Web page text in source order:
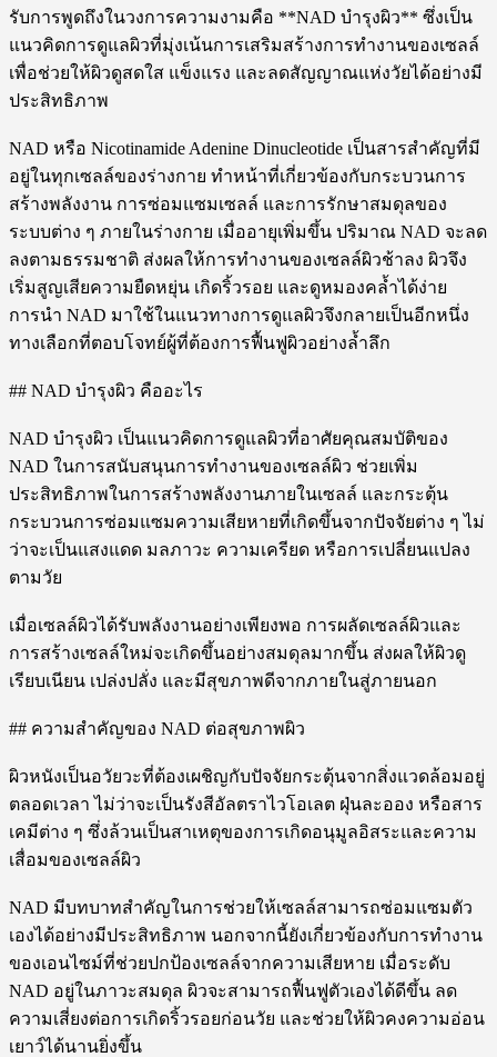
รับการพูดถึงในวงการความงามคือ **NAD บำรุงผิว** ซึ่งเป็น
แนวคิดการดูแลผิวที่มุ่งเน้นการเสริมสร้างการทำงานของเซลล์
เพื่อช่วยให้ผิวดูสดใส แข็งแรง และลดสัญญาณแห่งวัยได้อย่างมี
ประสิทธิภาพ
NAD หรือ Nicotinamide Adenine Dinucleotide เป็นสารสำคัญที่มี
อยู่ในทุกเซลล์ของร่างกาย ทำหน้าที่เกี่ยวข้องกับกระบวนการ
สร้างพลังงาน การซ่อมแซมเซลล์ และการรักษาสมดุลของ
ระบบต่าง ๆ ภายในร่างกาย เมื่ออายุเพิ่มขึ้น ปริมาณ NAD จะลด
ลงตามธรรมชาติ ส่งผลให้การทำงานของเซลล์ผิวช้าลง ผิวจึง
เริ่มสูญเสียความยืดหยุ่น เกิดริ้วรอย และดูหมองคล้ำได้ง่าย
การนำ NAD มาใช้ในแนวทางการดูแลผิวจึงกลายเป็นอีกหนึ่ง
ทางเลือกที่ตอบโจทย์ผู้ที่ต้องการฟื้นฟูผิวอย่างล้ำลึก
## NAD บำรุงผิว คืออะไร
NAD บำรุงผิว เป็นแนวคิดการดูแลผิวที่อาศัยคุณสมบัติของ
NAD ในการสนับสนุนการทำงานของเซลล์ผิว ช่วยเพิ่ม
ประสิทธิภาพในการสร้างพลังงานภายในเซลล์ และกระตุ้น
กระบวนการซ่อมแซมความเสียหายที่เกิดขึ้นจากปัจจัยต่าง ๆ ไม่
ว่าจะเป็นแสงแดด มลภาวะ ความเครียด หรือการเปลี่ยนแปลง
ตามวัย
เมื่อเซลล์ผิวได้รับพลังงานอย่างเพียงพอ การผลัดเซลล์ผิวและ
การสร้างเซลล์ใหม่จะเกิดขึ้นอย่างสมดุลมากขึ้น ส่งผลให้ผิวดู
เรียบเนียน เปล่งปลั่ง และมีสุขภาพดีจากภายในสู่ภายนอก
## ความสำคัญของ NAD ต่อสุขภาพผิว
ผิวหนังเป็นอวัยวะที่ต้องเผชิญกับปัจจัยกระตุ้นจากสิ่งแวดล้อมอยู่
ตลอดเวลา ไม่ว่าจะเป็นรังสีอัลตราไวโอเลต ฝุ่นละออง หรือสาร
เคมีต่าง ๆ ซึ่งล้วนเป็นสาเหตุของการเกิดอนุมูลอิสระและความ
เสื่อมของเซลล์ผิว
NAD มีบทบาทสำคัญในการช่วยให้เซลล์สามารถซ่อมแซมตัว
เองได้อย่างมีประสิทธิภาพ นอกจากนี้ยังเกี่ยวข้องกับการทำงาน
ของเอนไซม์ที่ช่วยปกป้องเซลล์จากความเสียหาย เมื่อระดับ
NAD อยู่ในภาวะสมดุล ผิวจะสามารถฟื้นฟูตัวเองได้ดีขึ้น ลด
ความเสี่ยงต่อการเกิดริ้วรอยก่อนวัย และช่วยให้ผิวคงความอ่อน
เยาว์ได้นานยิ่งขึ้น